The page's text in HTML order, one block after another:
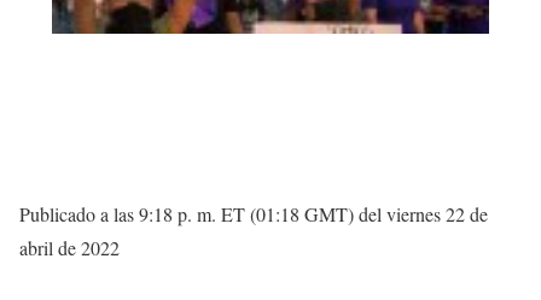
Publicado a las 9:18 p. m. ET (01:18 GMT) del viernes 22 de
abril de 2022